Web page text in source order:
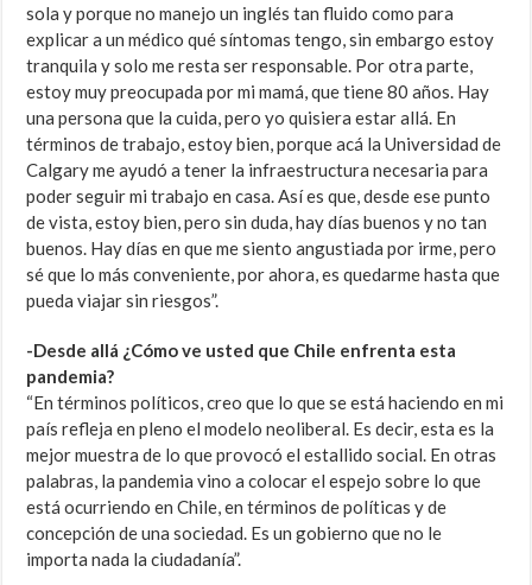
sola y porque no manejo un inglés tan fluido como para
explicar a un médico qué síntomas tengo, sin embargo estoy
tranquila y solo me resta ser responsable. Por otra parte,
estoy muy preocupada por mi mamá, que tiene 80 años. Hay
una persona que la cuida, pero yo quisiera estar allá. En
términos de trabajo, estoy bien, porque acá la Universidad de
Calgary me ayudó a tener la infraestructura necesaria para
poder seguir mi trabajo en casa. Así es que, desde ese punto
de vista, estoy bien, pero sin duda, hay días buenos y no tan
buenos. Hay días en que me siento angustiada por irme, pero
sé que lo más conveniente, por ahora, es quedarme hasta que
pueda viajar sin riesgos”.
-Desde allá ¿Cómo ve usted que Chile enfrenta esta
pandemia?
“En términos políticos, creo que lo que se está haciendo en mi
país refleja en pleno el modelo neoliberal. Es decir, esta es la
mejor muestra de lo que provocó el estallido social. En otras
palabras, la pandemia vino a colocar el espejo sobre lo que
está ocurriendo en Chile, en términos de políticas y de
concepción de una sociedad. Es un gobierno que no le
importa nada la ciudadanía”.